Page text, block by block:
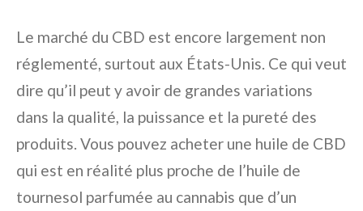
Le marché du CBD est encore largement non
réglementé, surtout aux États-Unis. Ce qui veut
dire qu’il peut y avoir de grandes variations
dans la qualité, la puissance et la pureté des
produits. Vous pouvez acheter une huile de CBD
qui est en réalité plus proche de l’huile de
tournesol parfumée au cannabis que d’un